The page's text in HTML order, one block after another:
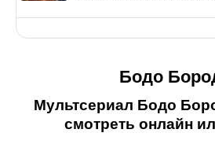
Бодо
Мультсериал Бодо
смотреть онлайн